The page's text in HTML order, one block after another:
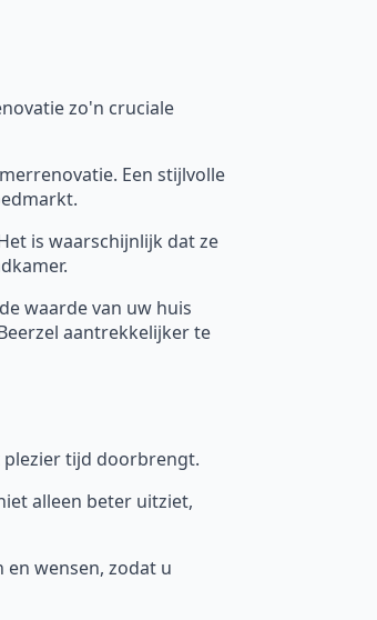
zo'n cruciale
Een stijlvolle
is waarschijnlijk dat ze
waarde van uw huis
aantrekkelijker te
tijd doorbrengt.
alleen beter uitziet,
wensen, zodat u